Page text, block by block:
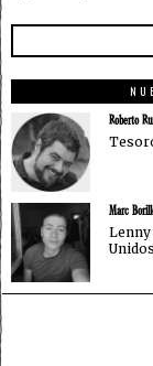
Roberto
Marc
Lenny